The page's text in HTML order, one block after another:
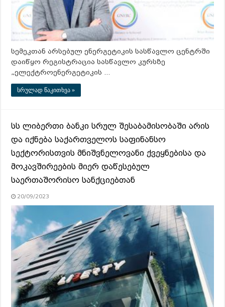
სემეკთან არსებულ ენერგეტიკის სასწავლო ცენტრში
დაიწყო რეგისტრაცია სასწავლო კურსზე
„ელექტროენერგეტიკის …
სრულად წაკითხვა »
სს ლიბერთი ბანკი სრულ შესაბამისობაში არის
და იქნება საქართველოს საფინანსო
სექტორისთვის მნიშვნელოვანი ქვეყნებისა და
მოკავშირეების მიერ დაწესებულ
საერთაშორისო სანქციებთან
20/09/2023